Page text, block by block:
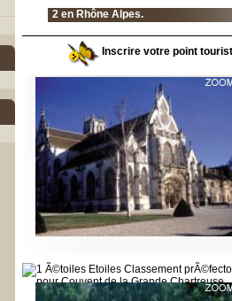
2 en Rhône Alpes.
Inscrire votre point